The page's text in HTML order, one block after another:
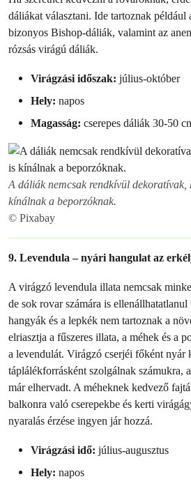
dáliákat választani. Ide tartoznak
bizonyos Bishop-dáliák, valamint az
rózsás virágú dáliák.
Virágzási időszak: július-október
Hely: napos
Magasság: cserepes dáliák 30-50
A dáliák nemcsak rendkívül dekoratívak,
kínálnak a beporzóknak.
© Pixabay
9. Levendula – nyári hangulat az
A virágzó levendula illata nemcsak
de sok rovar számára is
hangyák és a lepkék nem tartoznak a
elriasztja a fűszeres illata, a méhek és a
a levendulát. Virágzó cserjéi főként nyár
táplálékforrásként szolgálnak számukra,
már elhervadt. A méheknek kedvező
balkonra való cserepekbe és kerti
nyaralás érzése ingyen jár hozzá.
Virágzási idő: július-augusztus
Hely: napos